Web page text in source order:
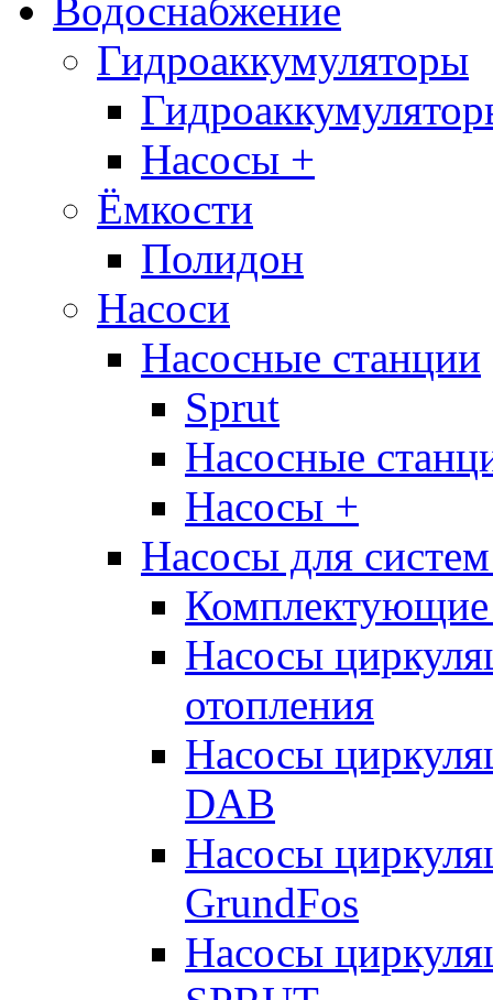
Водоснабжение
Гидроаккумуляторы
Насосы +
Ёмкости
Полидон
Насоси
Насосные станции
Sprut
Насосные
Насосы +
Насосы для
Комплектующие
Насосы
отопления
Насосы
DAB
Насосы
GrundFos
Насосы